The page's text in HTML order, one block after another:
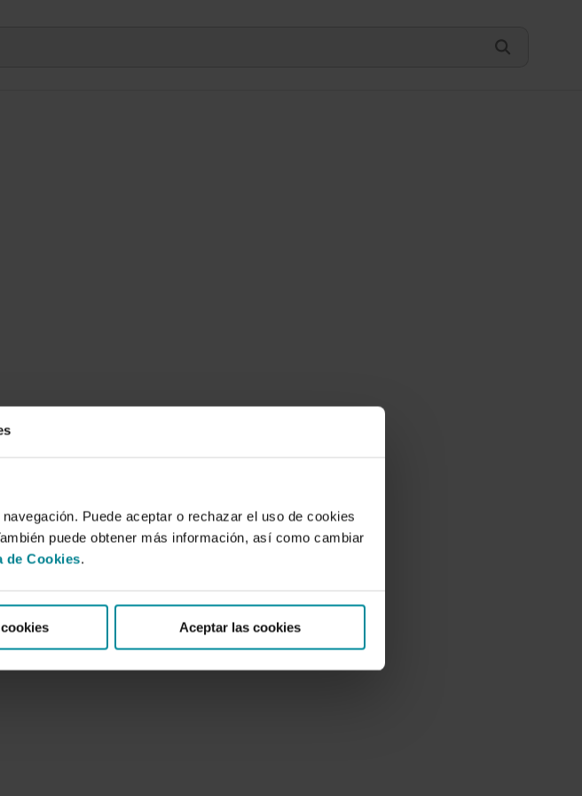
Puede aceptar o rechazar el uso de cookies
puede obtener más información, así como cambiar
de Cookies.
Aceptar las cookies